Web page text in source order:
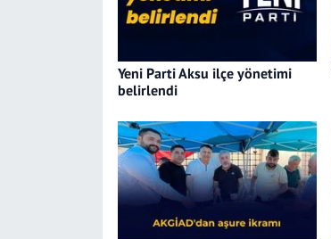
Yeni Parti Aksu ilçe yönetimi
belirlendi